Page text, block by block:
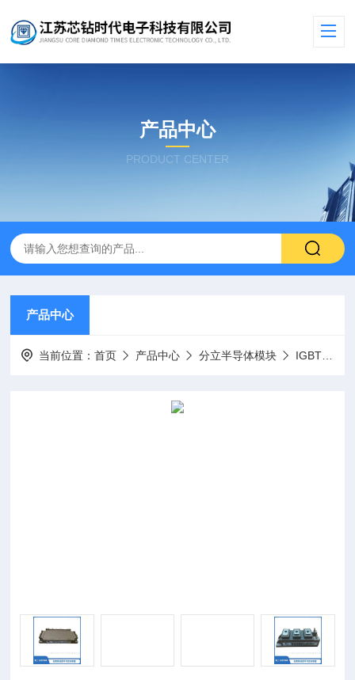
产品中心
PRODUCT CENTER
产品中心
当前位置：首页 产品中心 分立半导体模块 IGBT模块